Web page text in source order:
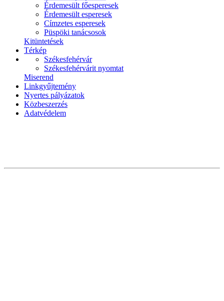
Érdemesült főesperesek
Érdemesült esperesek
Címzetes esperesek
Püspöki tanácsosok
Kitüntetések
Térkép
Székesfehérvár
Székesfehérvárit nyomtat
Miserend
Linkgyűjtemény
Nyertes pályázatok
Közbeszerzés
Adatvédelem